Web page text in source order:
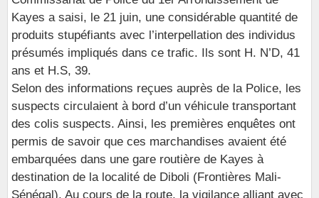
Kayes a saisi, le 21 juin, une considérable quantité de
produits stupéfiants avec l’interpellation des individus
présumés impliqués dans ce trafic. Ils sont H. N’D, 41
ans et H.S, 39.
Selon des informations reçues auprès de la Police, les
suspects circulaient à bord d’un véhicule transportant
des colis suspects. Ainsi, les premières enquêtes ont
permis de savoir que ces marchandises avaient été
embarquées dans une gare routière de Kayes à
destination de la localité de Diboli (Frontières Mali-
Sénégal). Au cours de la route, la vigilance alliant avec